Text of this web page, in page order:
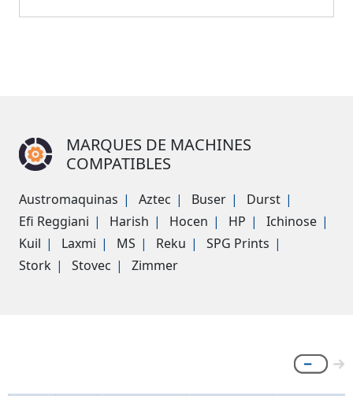
MARQUES DE MACHINES
COMPATIBLES
Austromaquinas Aztec Buser
Durst
Efi Reggiani
Harish Hocen HP
Ichinose
Kuil
Laxmi MS Reku
SPG Prints
Stork
Stovec Zimmer